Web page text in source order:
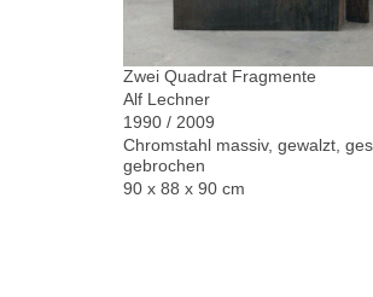
Zwei Quadrat Fragmente
Alf Lechner
1990 / 2009
Chromstahl massiv, gewalzt,
gebrochen
90 x 88 x 90 cm